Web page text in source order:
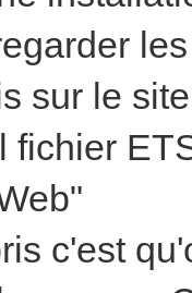
sur le
fichier
c'est